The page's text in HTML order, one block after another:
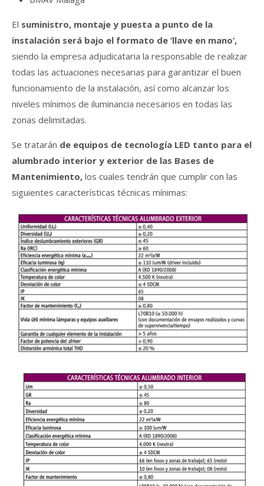
El suministro, montaje y puesta a punto de la
instalación será bajo el formato de ‘llave en mano’,
siendo la empresa adjudicataria la responsable de realizar
todas las actuaciones necesarias para garantizar el buen
funcionamiento de la instalación, así como alcanzar los
niveles mínimos de iluminancia necesarios en todas las
zonas delimitadas.
Se tratarán de equipos de tecnología LED tanto para el
alumbrado interior y exterior de las Bases de
Mantenimiento, los cuales tendrán que cumplir con las
siguientes características técnicas mínimas: